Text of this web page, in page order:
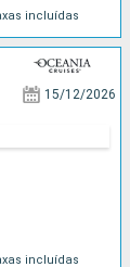
incluídas
15/12/2026
incluídas